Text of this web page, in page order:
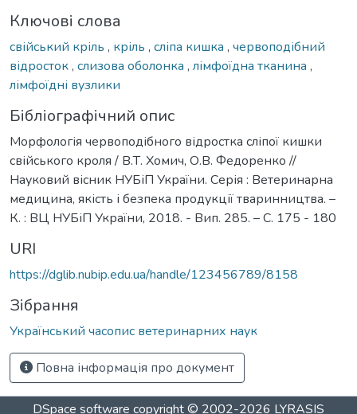
Ключові слова
свійський кріль , кріль , сліпа кишка , червоподібний
відросток, слизова оболонка , лімфоїдна тканина ,
лімфоїдні вузлики
Бібліографічний опис
Морфологія червоподібного відростка сліпої кишки
свійського кроля / В.Т. Хомич, О.В. Федоренко //
Науковий вісник НУБіП України. Серія : Ветеринарна
медицина, якість і безпека продукції тваринництва. –
К. : ВЦ НУБіП України, 2018. - Вип. 285. – С. 175 - 180
URI
https://dglib.nubip.edu.ua/handle/123456789/8158
Зібрання
Український часопис ветеринарних наук
Повна інформація про документ
DSpace software copyright © 2002-2026 LYRASIS